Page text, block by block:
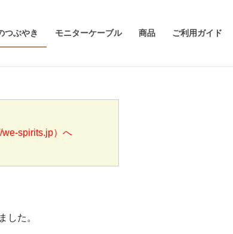
つぶやき モニターケーブル 商品 ご利用ガイド
spirits.jp）へ
した。